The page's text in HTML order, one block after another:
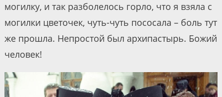
могилку, и так разболелось горло, что я взяла с
могилки цветочек, чуть-чуть пососала – боль тут
же прошла. Непростой был архипастырь. Божий
человек!